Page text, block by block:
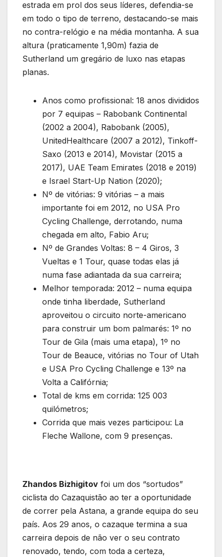
estrada em prol dos seus líderes, defendia-se
em todo o tipo de terreno, destacando-se mais
no contra-relógio e na média montanha. A sua
altura (praticamente 1,90m) fazia de
Sutherland um gregário de luxo nas etapas
planas.
Anos como profissional: 18 anos divididos
por 7 equipas – Rabobank Continental
(2002 a 2004), Rabobank (2005),
UnitedHealthcare (2007 a 2012), Tinkoff-
Saxo (2013 e 2014), Movistar (2015 a
2017), UAE Team Emirates (2018 e 2019)
e Israel Start-Up Nation (2020);
Nº de vitórias: 9 vitórias – a mais
importante foi em 2012, no USA Pro
Cycling Challenge, derrotando, numa
chegada em alto, Fabio Aru;
Nº de Grandes Voltas: 8 – 4 Giros, 3
Vueltas e 1 Tour, quase todas elas já
numa fase adiantada da sua carreira;
Melhor temporada: 2012 – numa equipa
onde tinha liberdade, Sutherland
aproveitou o circuito norte-americano
para construir um bom palmarés: 1º no
Tour de Gila (mais uma etapa), 1º no
Tour de Beauce, vitórias no Tour of Utah
e USA Pro Cycling Challenge e 13º na
Volta a Califórnia;
Total de kms em corrida: 125 003
quilómetros;
Corrida que mais vezes participou: La
Fleche Wallone, com 9 presenças.
Zhandos Bizhigitov foi um dos “sortudos”
ciclista do Cazaquistão ao ter a oportunidade
de correr pela Astana, a grande equipa do seu
país. Aos 29 anos, o cazaque termina a sua
carreira depois de não ver o seu contrato
renovado, tendo, com toda a certeza,